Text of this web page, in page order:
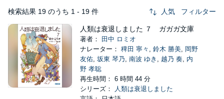
検索結果 19 のうち 1 - 19 件 人気 フィルター
人類は衰退しました ７ ガガガ文庫
著者：
田中 ロミオ
ナレーター： 稗田 寧々 , 鈴木 勝美, 岡野
友佑, 坂東 琴乃, 南波 ゆき , 越乃 奏, 内
野 孝聡
再生時間： 6 時間 44 分
シリーズ：
人類は衰退しました